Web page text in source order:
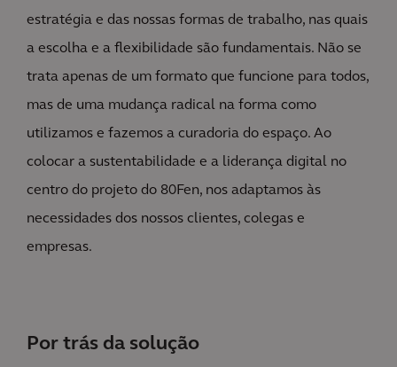
estratégia e das nossas formas de trabalho, nas quais
a escolha e a flexibilidade são fundamentais. Não se
trata apenas de um formato que funcione para todos,
mas de uma mudança radical na forma como
utilizamos e fazemos a curadoria do espaço. Ao
colocar a sustentabilidade e a liderança digital no
centro do projeto do 80Fen, nos adaptamos às
necessidades dos nossos clientes, colegas e
empresas.
Por trás da solução